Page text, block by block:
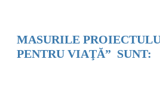
MASURILE
PENTRU VIAŢĂ” SUNT: